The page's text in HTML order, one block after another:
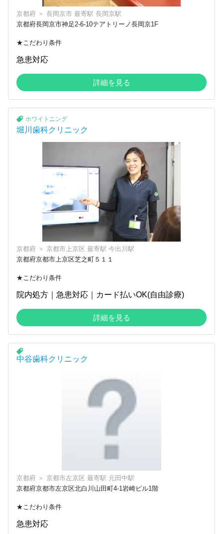
京都府 ＞ 長岡京市 最寄駅 長岡京駅
京都府長岡京市神足2-6-10テアトリーノ長岡京1F
★こだわり条件
急患対応
詳細を見る
ホワイトニング
堀川歯科クリニック
京都府 ＞ 京都市上京区 最寄駅 今出川駅
京都府京都市上京区芝之町５１１
★こだわり条件
院内処方｜急患対応｜カード払いOK(自由診療)
詳細を見る
中谷歯科クリニック
京都府 ＞ 京都市左京区 最寄駅 元田中駅
京都府京都市左京区北白川山田町4-1岩崎ビル1階
★こだわり条件
急患対応